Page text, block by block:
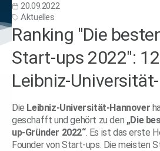
20.09.2022
Aktuelles
Ranking "Die
Start-ups 2022":
Leibniz-
Die Leibniz-Universität-Hannover
geschafft und gehört zu den „Die
up-Gründer 2022“. Es ist das erste
Founder von Start-ups. Die meisten